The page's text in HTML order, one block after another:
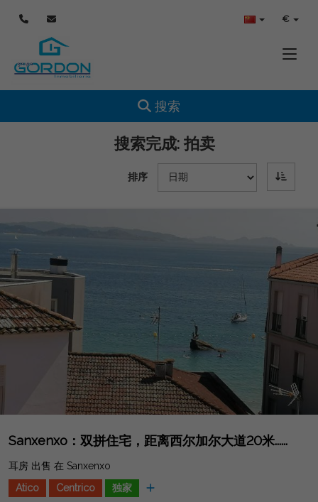
€
Toggle navigation
搜索
搜索完成:拍卖
排序
Sanxenxo：双拼住宅，距离西尔加尔大道20米......
耳房 出售 在 Sanxenxo
Atico
Centrico 独家